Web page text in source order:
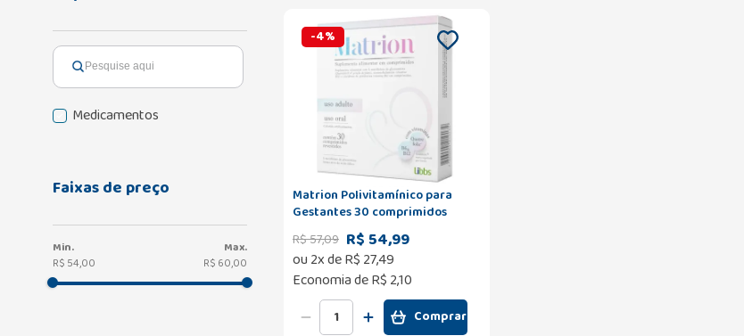
Medicamentos
Faixas de preço
R$ 54,00 R$ 60,00
-4%
Matrion Polivitamínico para
Gestantes 30 comprimidos
R$57,09 R$ 54,99
ou 2x deR$ 27,49
Economia deR$ 2,10
Comprar